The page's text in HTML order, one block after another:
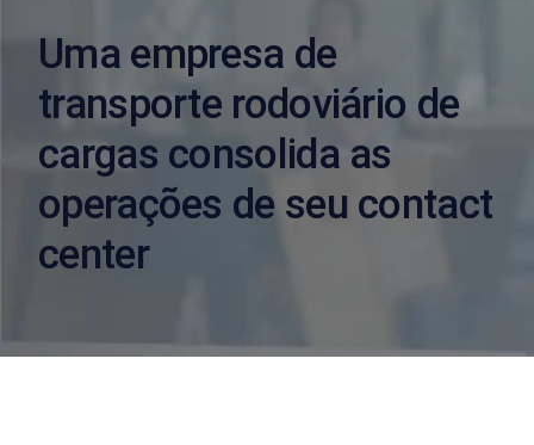
Uma empresa de
transporte rodoviário de
cargas consolida as
operações de seu contact
center